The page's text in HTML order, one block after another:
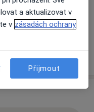
na pojišťovnu
a aktualizovat v
v zásadách ochrany
Přijmout